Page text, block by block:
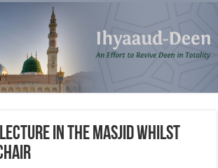
in the masjid whilst